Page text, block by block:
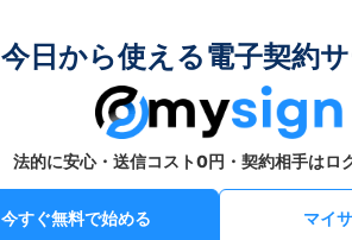
今日から使える電子契約
法的に安心・送信コスト0円・契約相手はロ
今すぐ無料で始める マイ